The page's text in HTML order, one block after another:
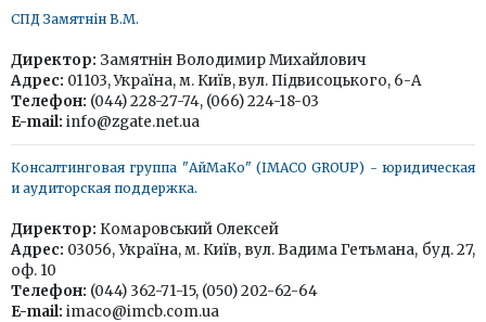
СПД Замятнін В.М.
Директор: Замятнін Володимир Михайлович
Адрес: 01103, Україна, м. Київ, вул. Підвисоцького, 6-А
Телефон: (044) 228-27-74, (066) 224-18-03
E-mail: info@zgate.net.ua
Консалтинговая группа "АйМаКо" (IMACO GROUP) - юридическая
и аудиторская поддержка.
Директор: Комаровський Олексей
Адрес: 03056, Україна, м. Київ, вул. Вадима Гетьмана, буд. 27,
оф. 10
Телефон: (044) 362-71-15, (050) 202-62-64
E-mail: imaco@imcb.com.ua